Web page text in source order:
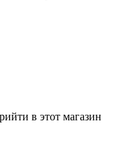
в этот магазин